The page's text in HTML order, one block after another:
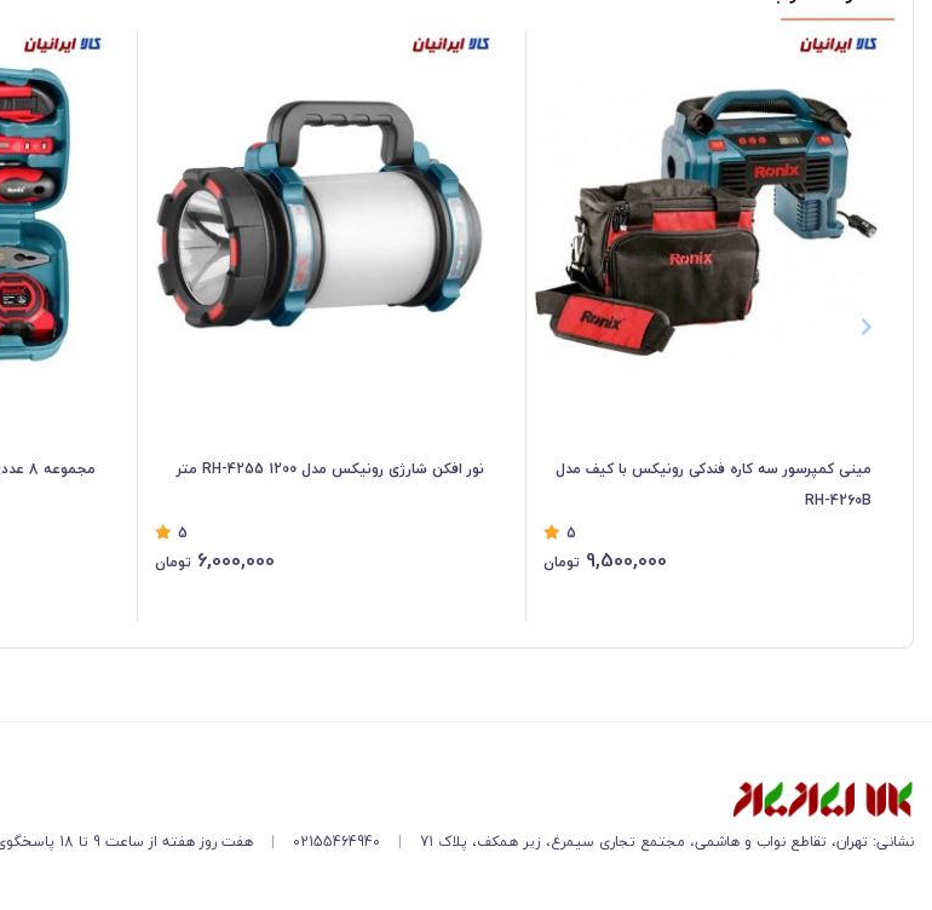
مینی کمپرسور سه کاره فندکی رونیکس با کیف مدل
RH-4260B
5
9,500,000 تومان
نور افکن شارژی رونیکس مدل RH-4255 1200 متر
5
6,000,000 تومان
مجموعه 8 عددی ابزار رونیکس مدل RS-0002
نشانی: تهران، تقاطع نواب و هاشمی، مجتمع تجاری سیمرغ، زیر همکف، پلاک 71 |
02155464940
| هفت روز هفته از ساعت 9 تا 18 پاسخگوی شما هستیم